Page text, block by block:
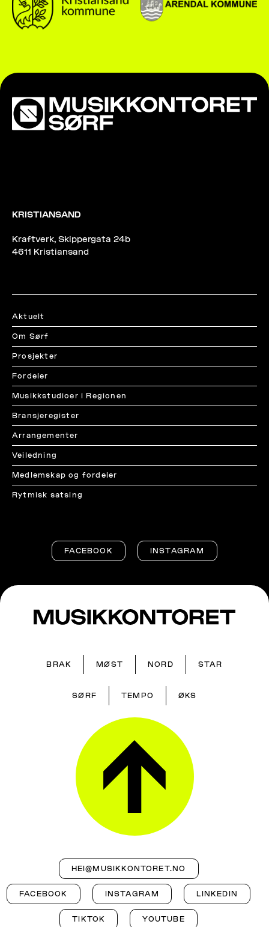
KRISTIANSAND
Kraftverk, Skippergata 24b
4611 Kristiansand
Aktuelt
Om Sørf
Prosjekter
Fordeler
Musikkstudioer i Regionen
Bransjeregister
Arrangementer
Veiledning
Medlemskap og fordeler
Rytmisk satsing
FACEBOOK INSTAGRAM
BRAK MØST NORD STAR
SØRF TEMPO ØKS
HEI@MUSIKKONTORET.NO
FACEBOOK INSTAGRAM LINKEDIN
TIKTOK YOUTUBE